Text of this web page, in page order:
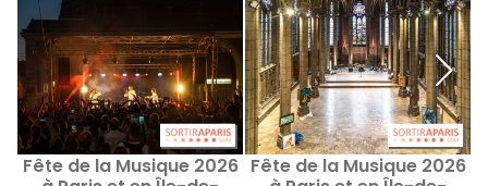
Fête de la Musique 2026 Fête de la Musique 2026